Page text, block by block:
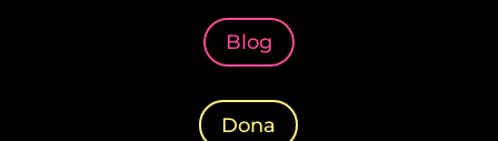
Blog
Dona